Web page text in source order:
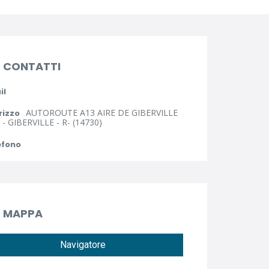
CONTATTI
AUTOROUTE A13 AIRE DE GIBERVILLE
- GIBERVILLE - R- (14730)
MAPPA
Navigatore